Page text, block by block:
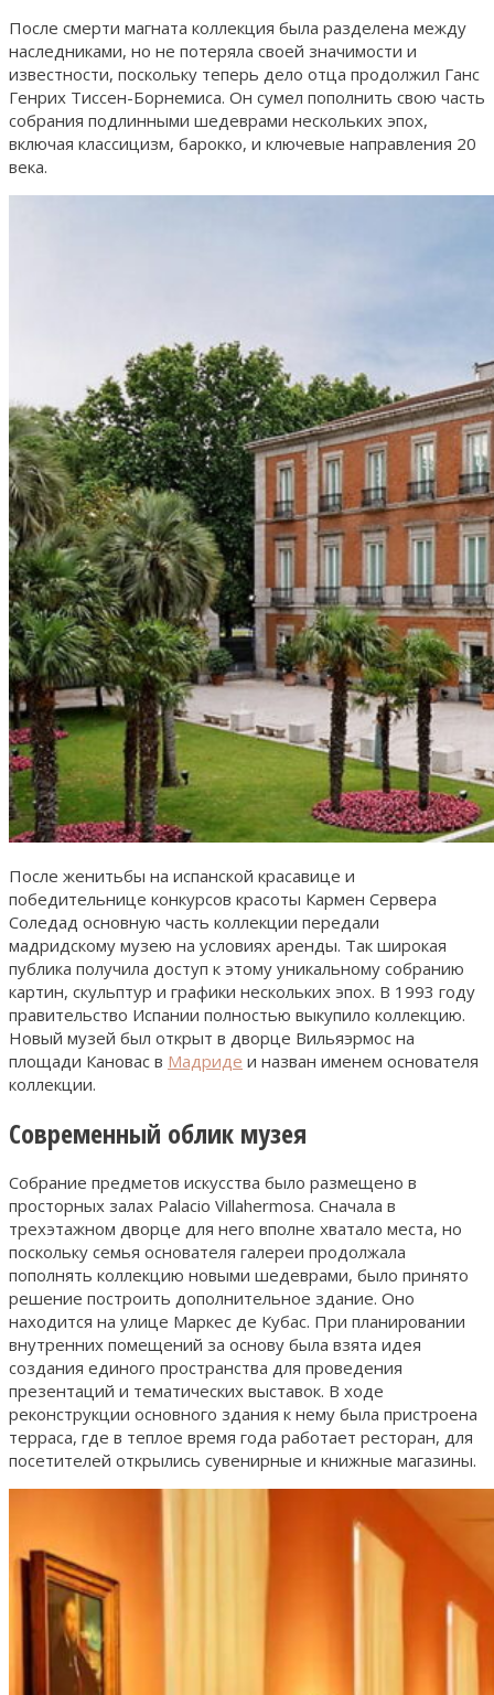
После смерти магната коллекция была разделена между
наследниками, но не потеряла своей значимости и
известности, поскольку теперь дело отца продолжил Ганс
Генрих Тиссен-Борнемиса. Он сумел пополнить свою часть
собрания подлинными шедеврами нескольких эпох,
включая классицизм, барокко, и ключевые направления 20
века.
После женитьбы на испанской красавице и
победительнице конкурсов красоты Кармен Сервера
Соледад основную часть коллекции передали
мадридскому музею на условиях аренды. Так широкая
публика получила доступ к этому уникальному собранию
картин, скульптур и графики нескольких эпох. В 1993 году
правительство Испании полностью выкупило коллекцию.
Новый музей был открыт в дворце Вильяэрмос на
площади Кановас в Мадриде и назван именем основателя
коллекции.
Современный облик музея
Собрание предметов искусства было размещено в
просторных залах Palacio Villahermosa. Сначала в
трехэтажном дворце для него вполне хватало места, но
поскольку семья основателя галереи продолжала
пополнять коллекцию новыми шедеврами, было принято
решение построить дополнительное здание. Оно
находится на улице Маркес де Кубас. При планировании
внутренних помещений за основу была взята идея
создания единого пространства для проведения
презентаций и тематических выставок. В ходе
реконструкции основного здания к нему была пристроена
терраса, где в теплое время года работает ресторан, для
посетителей открылись сувенирные и книжные магазины.